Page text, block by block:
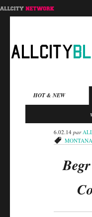
Aller au contenu
Aller au contenu
HOT & NEW
6.02.14 par
MONTANA